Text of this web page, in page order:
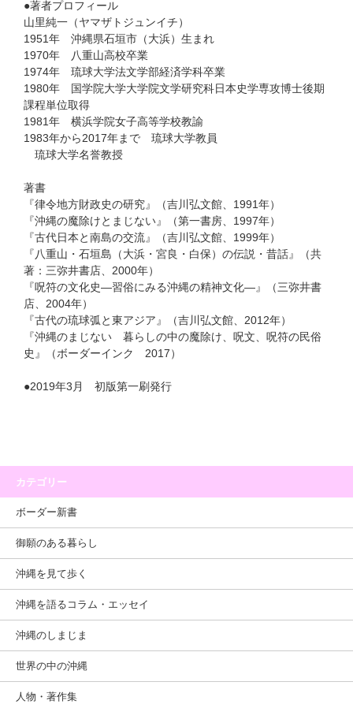
●著者プロフィール
山里純一（ヤマザトジュンイチ）
1951年 沖縄県石垣市（大浜）生まれ
1970年 八重山高校卒業
1974年 琉球大学法文学部経済学科卒業
1980年 国学院大学大学院文学研究科日本史学専攻博士後期
課程単位取得
1981年 横浜学院女子高等学校教諭
1983年から2017年まで 琉球大学教員
琉球大学名誉教授
著書
『律令地方財政史の研究』（吉川弘文館、1991年）
『沖縄の魔除けとまじない』（第一書房、1997年）
『古代日本と南島の交流』（吉川弘文館、1999年）
『八重山・石垣島（大浜・宮良・白保）の伝説・昔話』（共
著：三弥井書店、2000年）
『呪符の文化史—習俗にみる沖縄の精神文化—』（三弥井書
店、2004年）
『古代の琉球弧と東アジア』（吉川弘文館、2012年）
『沖縄のまじない 暮らしの中の魔除け、呪文、呪符の民俗
史』（ボーダーインク 2017）
●2019年3月 初版第一刷発行
カテゴリー
ボーダー新書
御願のある暮らし
沖縄を見て歩く
沖縄を語るコラム・エッセイ
沖縄のしまじま
世界の中の沖縄
人物・著作集